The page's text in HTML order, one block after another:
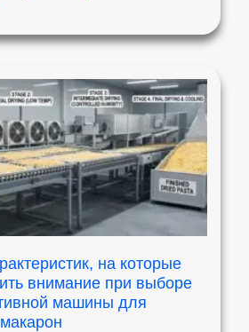
на которые
внимание при выборе
машины для